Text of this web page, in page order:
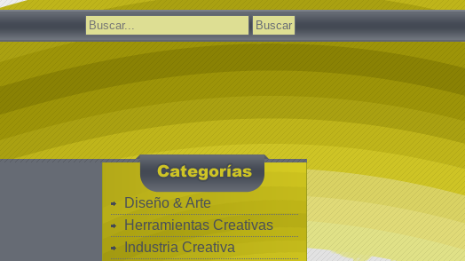
Buscar:
Diseño & Arte
Herramientas Creativas
Industria Creativa